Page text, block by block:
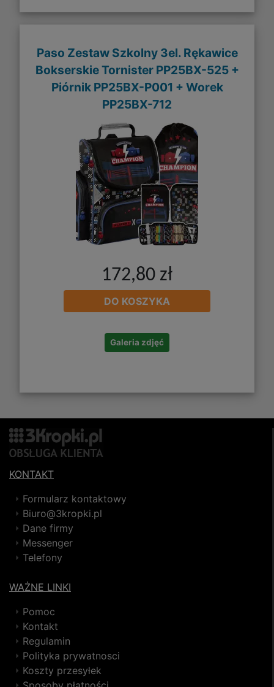
Paso Zestaw Szkolny 3el. Rękawice
Bokserskie Tornister PP25BX-525 +
Piórnik PP25BX-P001 + Worek
PP25BX-712
172,80 zł
DO KOSZYKA
Galeria zdjęć
KONTAKT
Formularz kontaktowy
Biuro@3kropki.pl
Dane firmy
Messenger
Telefony
WAŻNE LINKI
Pomoc
Kontakt
Regulamin
Polityka prywatnosci
Koszty przesyłek